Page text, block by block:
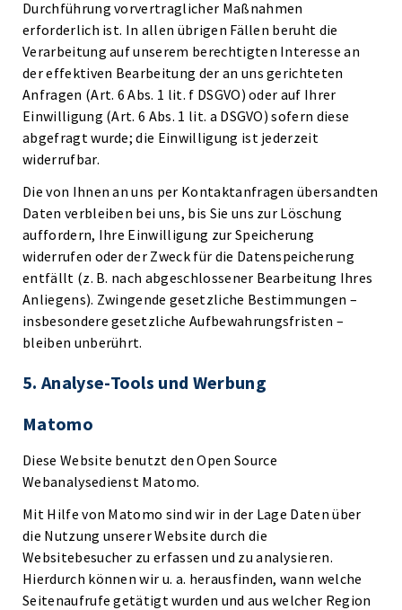
Durchführung vorvertraglicher Maßnahmen
erforderlich ist. In allen übrigen Fällen beruht die
Verarbeitung auf unserem berechtigten Interesse an
der effektiven Bearbeitung der an uns gerichteten
Anfragen (Art. 6 Abs. 1 lit. f DSGVO) oder auf Ihrer
Einwilligung (Art. 6 Abs. 1 lit. a DSGVO) sofern diese
abgefragt wurde; die Einwilligung ist jederzeit
widerrufbar.
Die von Ihnen an uns per Kontaktanfragen übersandten
Daten verbleiben bei uns, bis Sie uns zur Löschung
auffordern, Ihre Einwilligung zur Speicherung
widerrufen oder der Zweck für die Datenspeicherung
entfällt (z. B. nach abgeschlossener Bearbeitung Ihres
Anliegens). Zwingende gesetzliche Bestimmungen –
insbesondere gesetzliche Aufbewahrungsfristen –
bleiben unberührt.
5. Analyse-Tools und Werbung
Matomo
Diese Website benutzt den Open Source
Webanalysedienst Matomo.
Mit Hilfe von Matomo sind wir in der Lage Daten über
die Nutzung unserer Website durch die
Websitebesucher zu erfassen und zu analysieren.
Hierdurch können wir u. a. herausfinden, wann welche
Seitenaufrufe getätigt wurden und aus welcher Region